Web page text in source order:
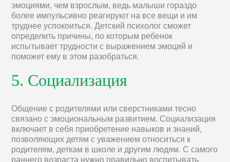
эмоциями, чем взрослым, ведь малыши гораздо
более импульсивно реагируют на все вещи и им
труднее успокоиться. Детский психолог сможет
определить причины, по которым ребенок
испытывает трудности с выражением эмоций и
поможет ему в этом разобраться.
5. Социализация
Общение с родителями или сверстниками тесно
связано с эмоциональным развитием. Социализация
включает в себя приобретение навыков и знаний,
позволяющих детям с уважением относиться к
родителям, деткам в школе и другим людям. С самого
раннего возраста нужно правильно воспитывать